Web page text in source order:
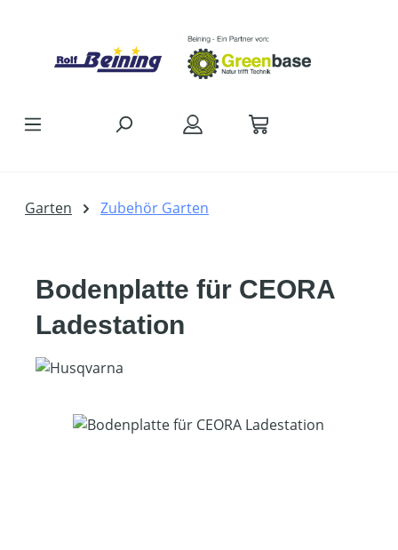
Garten Zubehör Garten
Bodenplatte für CEORA
Ladestation
Bildergalerie überspringen